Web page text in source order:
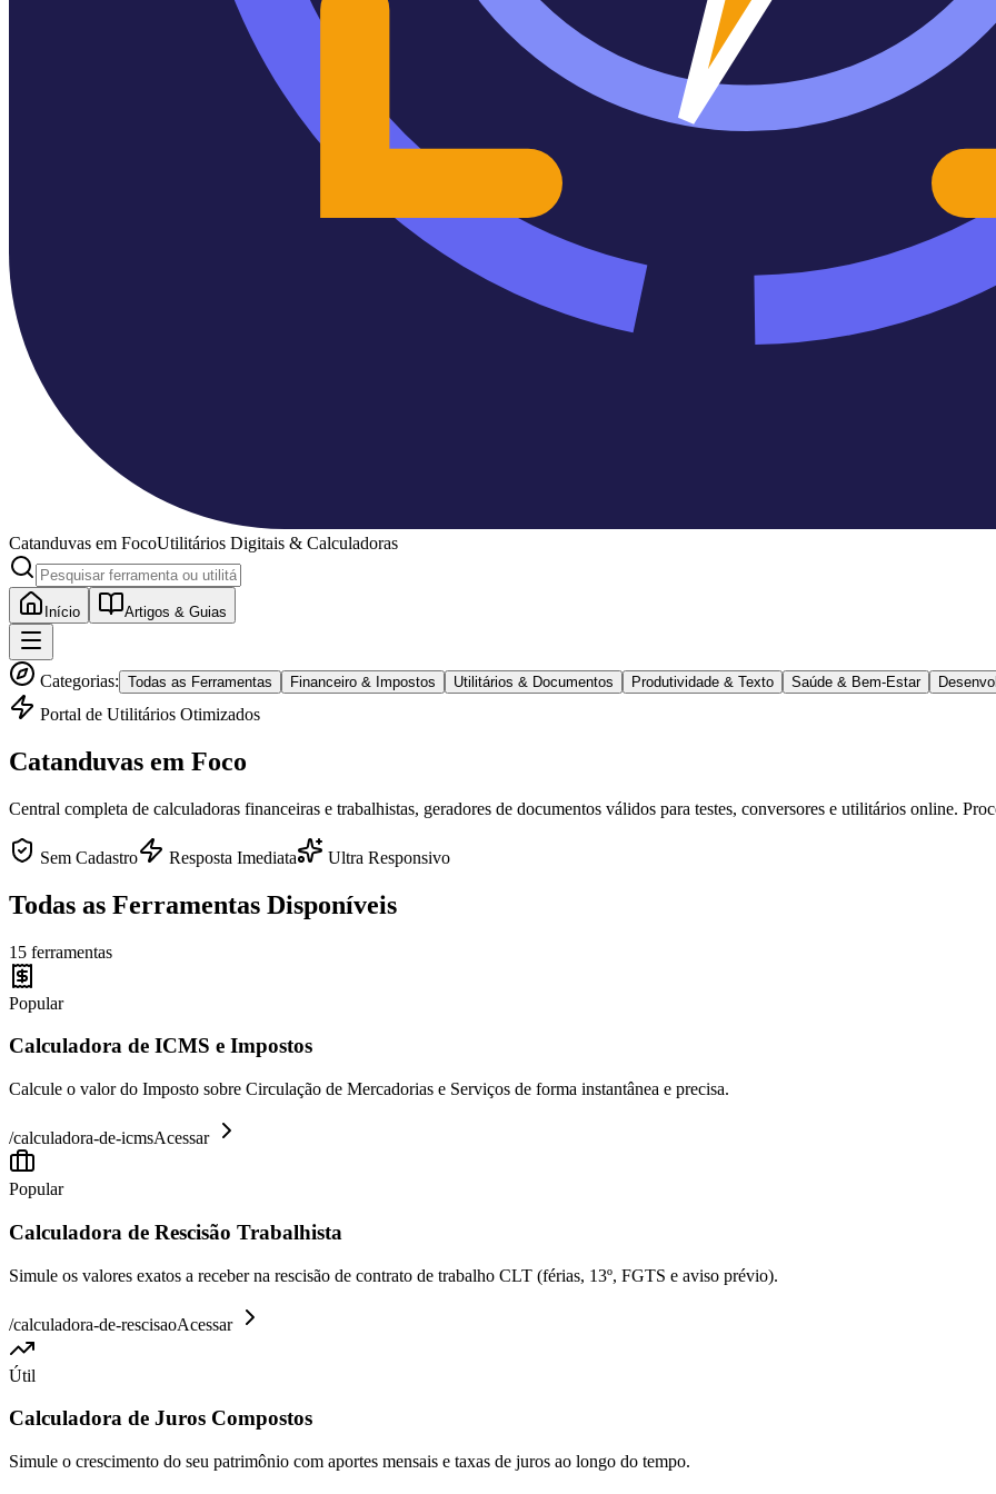
Catanduvas em FocoUtilitários Digitais & Calculadoras
Início Artigos & Guias
Categorias: Todas as Ferramentas Financeiro & Impostos Utilitários & Documentos Produtividade & Texto Saúde & Bem-Estar
Portal de Utilitários Otimizados
Catanduvas em Foco
Central completa de calculadoras financeiras e trabalhistas, geradores de documentos válidos para testes, conversores e utilitários online.
Sem Cadastro Resposta Imediata Ultra Responsivo
Todas as Ferramentas Disponíveis
15 ferramentas
Popular
Calculadora de ICMS e Impostos
Calcule o valor do Imposto sobre Circulação de Mercadorias e Serviços de forma instantânea e precisa.
/calculadora-de-icmsAcessar
Popular
Calculadora de Rescisão Trabalhista
Simule os valores exatos a receber na rescisão de contrato de trabalho CLT (férias, 13º, FGTS e aviso prévio).
/calculadora-de-rescisaoAcessar
Útil
Calculadora de Juros Compostos
Simule o crescimento do seu patrimônio com aportes mensais e taxas de juros ao longo do tempo.